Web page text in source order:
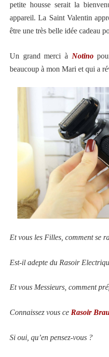
petite housse serait la
appareil. La Saint Valentin
être une très belle idée cadeau
Un grand merci à Notino
beaucoup à mon Mari et qui a
Et vous les Filles, comment se
Est-il adepte du Rasoir
Et vous Messieurs, comment
Connaissez vous ce Rasoir
Si oui, qu’en pensez-vous ?